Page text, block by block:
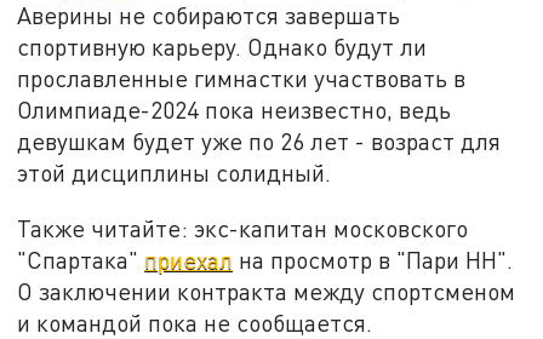
Аверины не собираются завершать
спортивную карьеру. Однако будут ли
прославленные гимнастки участвовать в
Олимпиаде-2024 пока неизвестно, ведь
девушкам будет уже по 26 лет - возраст для
этой дисциплины солидный.
Также читайте: экс-капитан московского
"Спартака" приехал на просмотр в "Пари НН".
О заключении контракта между спортсменом
и командой пока не сообщается.